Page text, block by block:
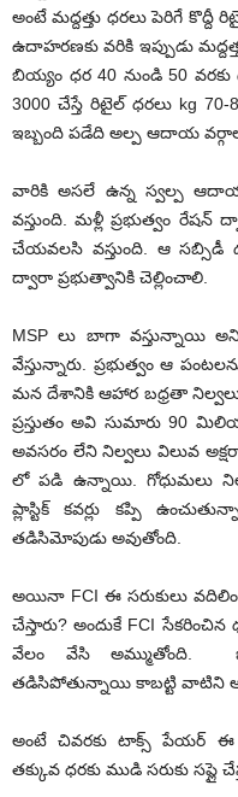
అంటే మద్దత్తు ధరలు పెరిగే
ఉదాహరణకు వరికి ఇప్పుడు
బియ్యం ధర 40 నుండి 50
3000 చేస్తే రిటైల్ ధరలు kg
ఇబ్బంది పడేది అల్ప ఆదాయ
వారికి అసలే ఉన్న స్వల్ప
వస్తుంది. మళ్లీ ప్రభుత్వం
చేయవలసి వస్తుంది. ఆ సబ్సిడీ
ద్వారా ప్రభుత్వానికి చెల్లించాలి.
MSP లు బాగా వస్తున్నాయి
వేస్తున్నారు. ప్రభుత్వం ఆ
మన దేశానికి ఆహార బధ్రతా
ప్రస్తుతం అవి సుమారు 90
అవసరం లేని నిల్వలు విలువ
లో పడి ఉన్నాయి. గోధుమలు
ప్లాస్టిక్ కవర్లు కప్పి
తడిసిమోపుడు అవుతోంది.
అయినా FCI ఈ సరుకులు
చేస్తారు? అందుకే FCI
వేలం వేసి అమ్ముతోంది.
తడిసిపోతున్నాయి కాబట్టి వాటిని
అంటే చివరకు టాక్స్ పేయర్ ఈ
తక్కువ ధరకు ముడి సరుకు సప్లై